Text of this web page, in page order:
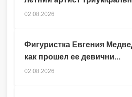
02.08.2026
Фигуристка Евгения
как прошел ее девични...
02.08.2026